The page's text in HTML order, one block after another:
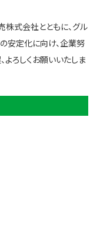
式会社とともに、グル
安定化に向け、企業努
よろしくお願いいたしま